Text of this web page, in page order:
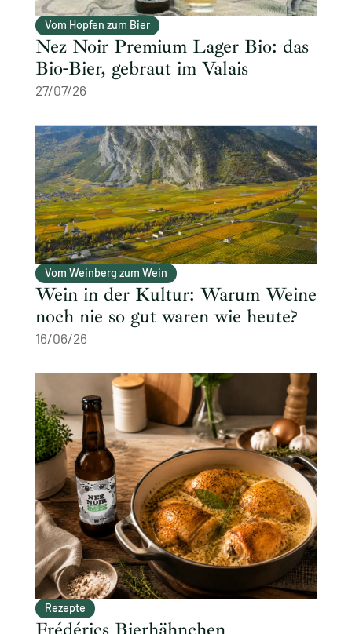
Vom Hopfen zum Bier
Nez Noir Premium Lager Bio: das
Bio-Bier, gebraut im Valais
27/07/26
Vom Weinberg zum Wein
Wein in der Kultur: Warum Weine
noch nie so gut waren wie heute?
16/06/26
Rezepte
Frédérics Bierhähnchen